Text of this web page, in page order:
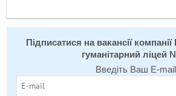
Підписатися на вакансії
гуманітарний ліцей
Введіть Ваш E-mail